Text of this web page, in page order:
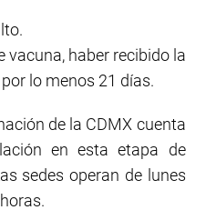
vacuna, haber recibido la
lo menos 21 días.
de la CDMX cuenta
en esta etapa de
sedes operan de lunes